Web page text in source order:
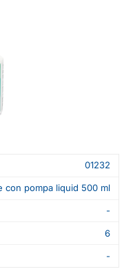
01232
con pompa liquid 500 ml
-
6
-